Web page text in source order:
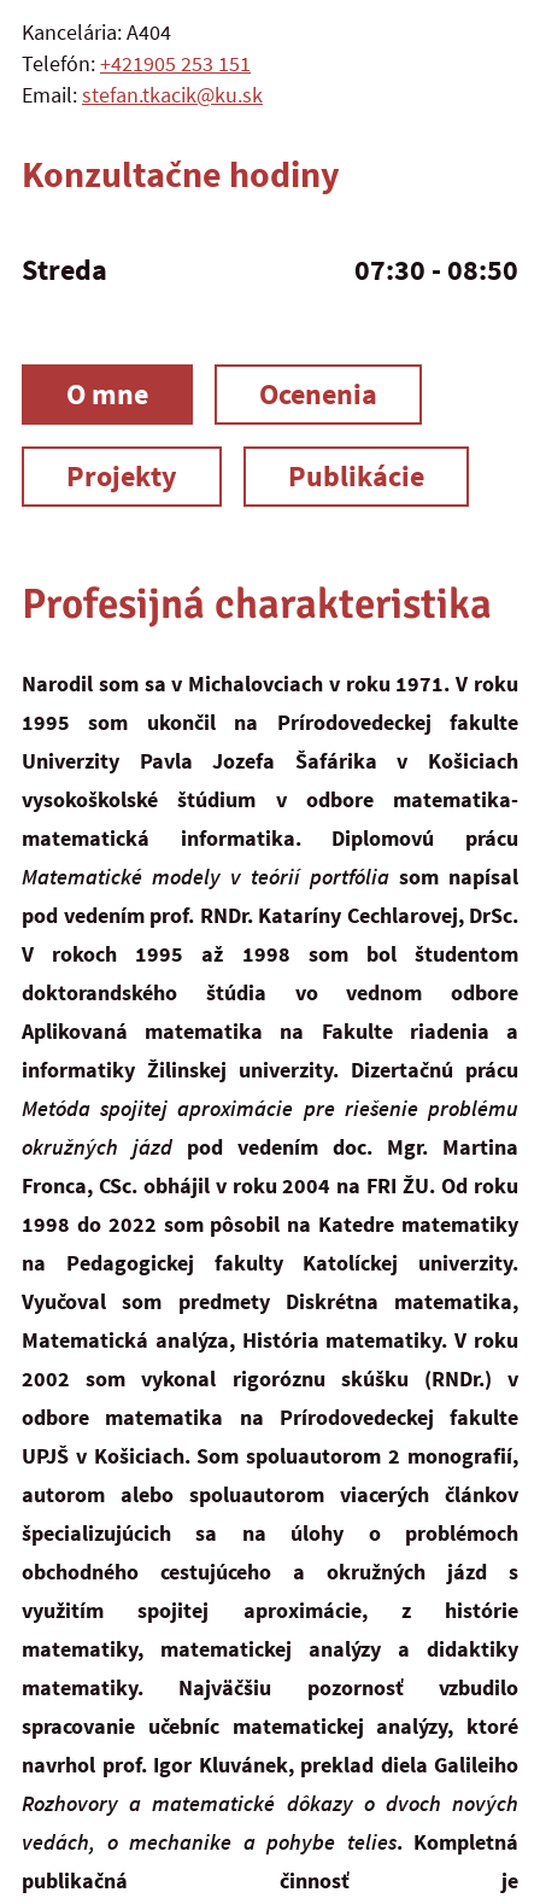
Kancelária: A404
Telefón:+421905 253 151
Email:stefan.tkacik@ku.sk
Konzultačne hodiny
Streda 07:30 - 08:50
O mne Ocenenia
Projekty Publikácie
Profesijná charakteristika
Narodil som sa v Michalovciach v roku 1971. V roku
1995 som ukončil na Prírodovedeckej fakulte
Univerzity Pavla Jozefa Šafárika v Košiciach
vysokoškolské štúdium v odbore matematika-
matematická informatika. Diplomovú prácu
Matematické modely v teórií portfólia som napísal
pod vedením prof. RNDr. Kataríny Cechlarovej, DrSc.
V rokoch 1995 až 1998 som bol študentom
doktorandského štúdia vo vednom odbore
Aplikovaná matematika na Fakulte riadenia a
informatiky Žilinskej univerzity. Dizertačnú prácu
Metóda spojitej aproximácie pre riešenie problému
okružných jázd pod vedením doc. Mgr. Martina
Fronca, CSc. obhájil v roku 2004 na FRI ŽU. Od roku
1998 do 2022 som pôsobil na Katedre matematiky
na Pedagogickej fakulty Katolíckej univerzity.
Vyučoval som predmety Diskrétna matematika,
Matematická analýza, História matematiky. V roku
2002 som vykonal rigoróznu skúšku (RNDr.) v
odbore matematika na Prírodovedeckej fakulte
UPJŠ v Košiciach. Som spoluautorom 2 monografií,
autorom alebo spoluautorom viacerých článkov
špecializujúcich sa na úlohy o problémoch
obchodného cestujúceho a okružných jázd s
využitím spojitej aproximácie, z histórie
matematiky, matematickej analýzy a didaktiky
matematiky. Najväčšiu pozornosť vzbudilo
spracovanie učebníc matematickej analýzy, ktoré
navrhol prof. Igor Kluvánek, preklad diela Galileiho
Rozhovory a matematické dôkazy o dvoch nových
vedách, o mechanike a pohybe telies. Kompletná
publikačná činnosť je